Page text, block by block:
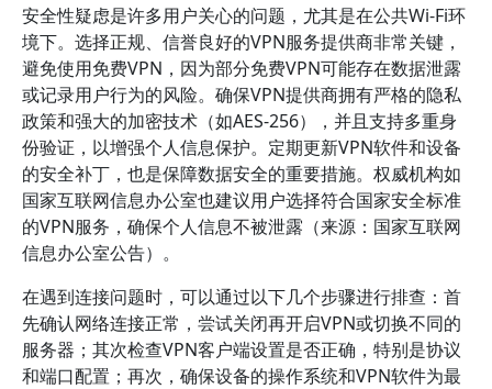
安全性疑虑是许多用户关心的问题，尤其是在公共Wi-Fi环
境下。选择正规、信誉良好的VPN服务提供商非常关键，
避免使用免费VPN，因为部分免费VPN可能存在数据泄露
或记录用户行为的风险。确保VPN提供商拥有严格的隐私
政策和强大的加密技术（如AES-256），并且支持多重身
份验证，以增强个人信息保护。定期更新VPN软件和设备
的安全补丁，也是保障数据安全的重要措施。权威机构如
国家互联网信息办公室也建议用户选择符合国家安全标准
的VPN服务，确保个人信息不被泄露（来源：国家互联网
信息办公室公告）。
在遇到连接问题时，可以通过以下几个步骤进行排查：首
先确认网络连接正常，尝试关闭再开启VPN或切换不同的
服务器；其次检查VPN客户端设置是否正确，特别是协议
和端口配置；再次，确保设备的操作系统和VPN软件为最